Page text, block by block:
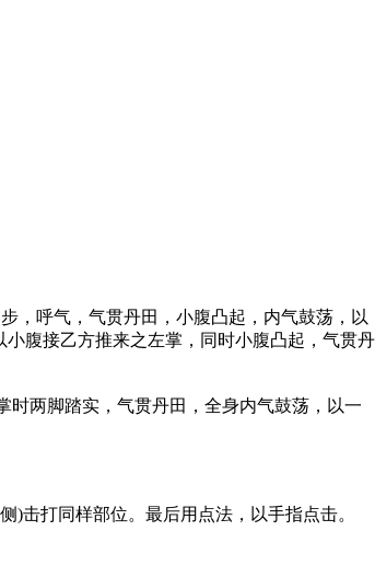
呼气，气贯丹田，小腹凸起，内气鼓荡，以
腹接乙方推来之左掌，同时小腹凸起，气贯丹
两脚踏实，气贯丹田，全身内气鼓荡，以一
打同样部位。最后用点法，以手指点击。